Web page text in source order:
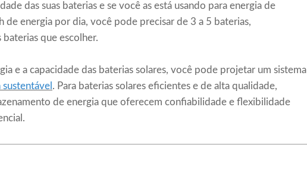
das suas baterias e se você as está usando para energia de
de energia por dia, você pode precisar de 3 a 5 baterias,
que escolher.
e a capacidade das baterias solares, você pode projetar um sistema
. Para baterias solares eficientes e de alta qualidade,
de energia que oferecem confiabilidade e flexibilidade